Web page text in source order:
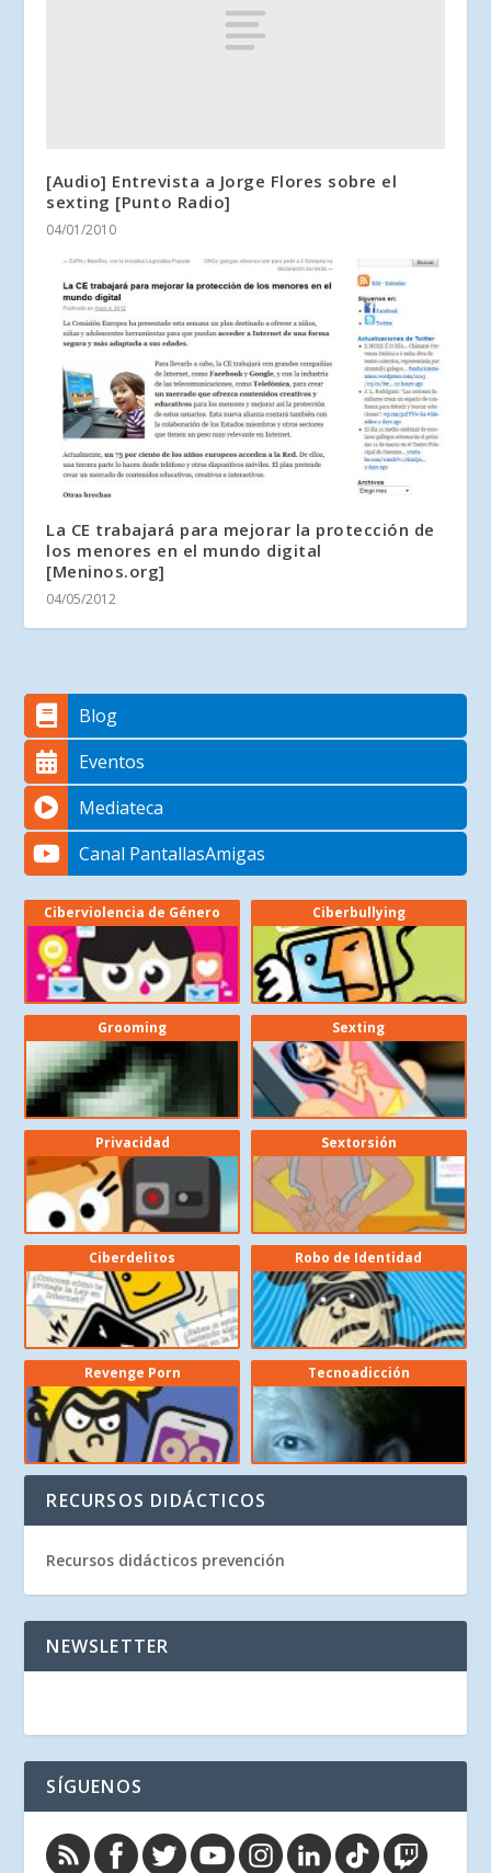
[Audio] Entrevista a Jorge Flores sobre el
sexting [Punto Radio]
04/01/2010
La CE trabajará para mejorar la protección de
los menores en el mundo digital
[Meninos.org]
04/05/2012
Blog
Eventos
Mediateca
Canal PantallasAmigas
Ciberviolencia de Género Ciberbullying
Grooming Sexting
Privacidad Sextorsión
Ciberdelitos Robo de Identidad
Revenge Porn Tecnoadicción
RECURSOS DIDÁCTICOS
Recursos didácticos prevención
NEWSLETTER
SÍGUENOS